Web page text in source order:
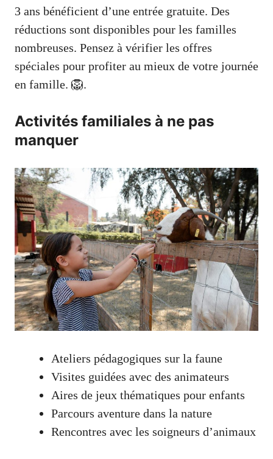
3 ans bénéficient d’une entrée gratuite. Des
réductions sont disponibles pour les familles
nombreuses. Pensez à vérifier les offres
spéciales pour profiter au mieux de votre journée
en famille. 🦁.
Activités familiales à ne pas
manquer
Ateliers pédagogiques sur la faune
Visites guidées avec des animateurs
Aires de jeux thématiques pour enfants
Parcours aventure dans la nature
Rencontres avec les soigneurs d’animaux